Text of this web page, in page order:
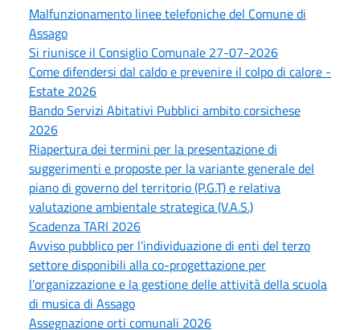
Malfunzionamento linee telefoniche del Comune di
Assago
Si riunisce il Consiglio Comunale 27-07-2026
Come difendersi dal caldo e prevenire il colpo di calore -
Estate 2026
Bando Servizi Abitativi Pubblici ambito corsichese
2026
Riapertura dei termini per la presentazione di
suggerimenti e proposte per la variante generale del
piano di governo del territorio (P.G.T) e relativa
valutazione ambientale strategica (V.A.S.)
Scadenza TARI 2026
Avviso pubblico per l’individuazione di enti del terzo
settore disponibili alla co-progettazione per
l’organizzazione e la gestione delle attività della scuola
di musica di Assago
Assegnazione orti comunali 2026